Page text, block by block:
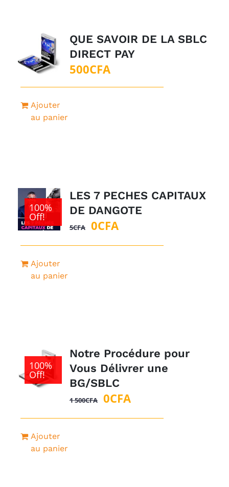
QUE SAVOIR DE LA SBLC
DIRECT PAY
500CFA
Ajouter
au panier
100%
Off!
LES 7 PECHES CAPITAUX
DE DANGOTE
5CFA
Le
0CFALe
Ajouter
au panier
100%
Off!
Notre Procédure pour
Vous Délivrer une
BG/SBLC
1 500CFA
Le
0CFALe
Ajouter
au panier